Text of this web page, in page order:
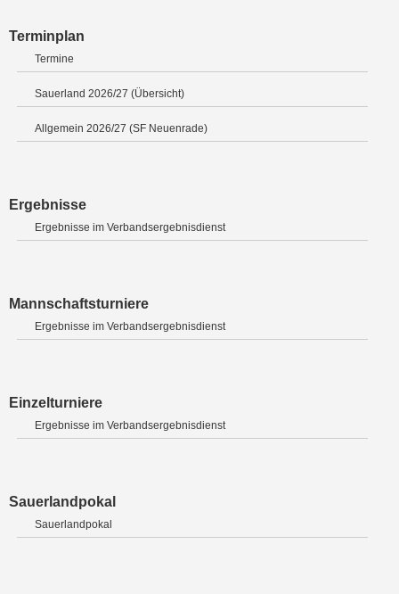
Terminplan
Termine
Sauerland 2026/27 (Übersicht)
Allgemein 2026/27 (SF Neuenrade)
Ergebnisse
Ergebnisse im Verbandsergebnisdienst
Mannschaftsturniere
Ergebnisse im Verbandsergebnisdienst
Einzelturniere
Ergebnisse im Verbandsergebnisdienst
Sauerlandpokal
Sauerlandpokal